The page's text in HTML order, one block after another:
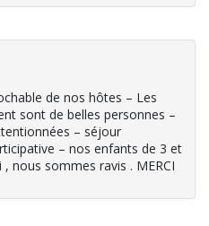
de nos hôtes – Les
sont de belles personnes –
– séjour
– nos enfants de 3 et
nous sommes ravis . MERCI